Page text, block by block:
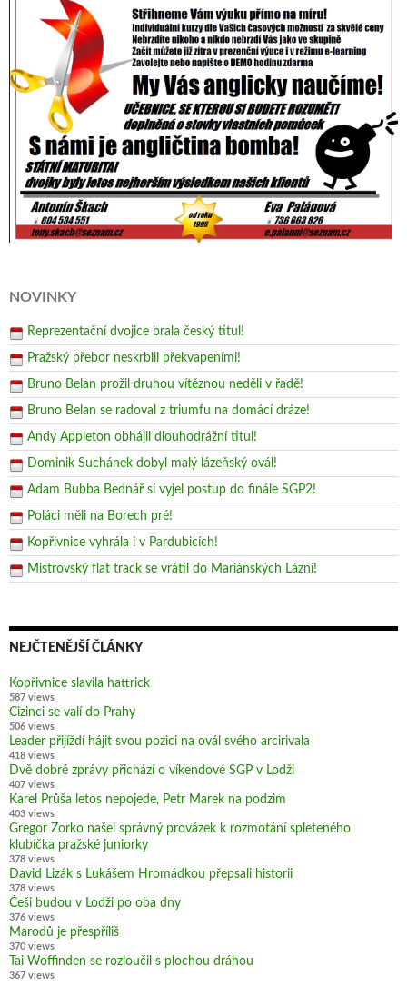
NOVINKY
Reprezentační dvojice brala český titul!
Pražský přebor neskrblil překvapeními!
Bruno Belan prožil druhou vítěznou neděli v řadě!
Bruno Belan se radoval z triumfu na domácí dráze!
Andy Appleton obhájil dlouhodrážní titul!
Dominik Suchánek dobyl malý lázeňský ovál!
Adam Bubba Bednář si vyjel postup do finále SGP2!
Poláci měli na Borech pré!
Kopřivnice vyhrála i v Pardubicích!
Mistrovský flat track se vrátil do Mariánských Lázní!
NEJČTENĚJŠÍ ČLÁNKY
Kopřivnice slavila hattrick
587 views
Cizinci se valí do Prahy
506 views
Leader přijíždí hájit svou pozici na ovál svého arcirivala
418 views
Dvě dobré zprávy přichází o víkendové SGP v Lodži
407 views
Karel Průša letos nepojede, Petr Marek na podzim
403 views
Gregor Zorko našel správný provázek k rozmotání spleteného
klubíčka pražské juniorky
378 views
David Lizák s Lukášem Hromádkou přepsali historii
378 views
Češi budou v Lodži po oba dny
376 views
Marodů je přespříliš
370 views
Tai Woffinden se rozloučil s plochou dráhou
367 views